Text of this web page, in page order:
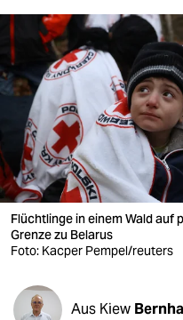
sport
berlin
nord
wahrheit
verlag
verlag
shop
Flüchtlinge in einem Wald auf
Grenze zu Belarus
Foto: Kacper Pempel/reuters
Aus Kiew